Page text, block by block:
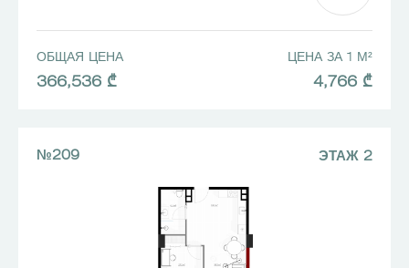
ОБЩАЯ ЦЕНА
366,536 ₾
ЦЕНА ЗА 1 М²
4,766 ₾
№209 ЭТАЖ 2